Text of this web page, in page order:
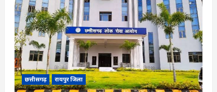
छत्तीसगढ़ रायपुर जिला